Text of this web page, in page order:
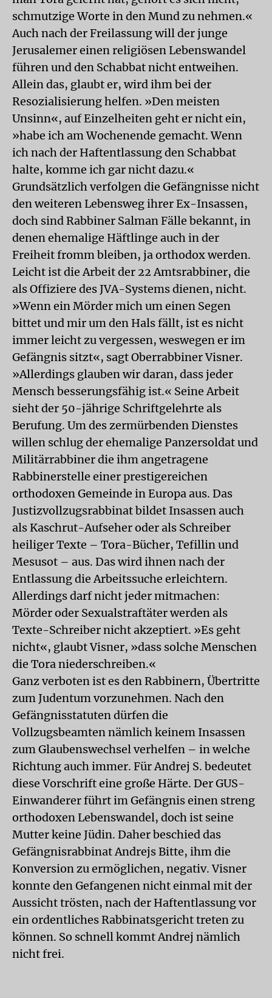
schmutzige Worte in den Mund zu nehmen.«
Auch nach der Freilassung will der junge
Jerusalemer einen religiösen Lebenswandel
führen und den Schabbat nicht entweihen.
Allein das, glaubt er, wird ihm bei der
Resozialisierung helfen. »Den meisten
Unsinn«, auf Einzelheiten geht er nicht ein,
»habe ich am Wochenende gemacht. Wenn
ich nach der Haftentlassung den Schabbat
halte, komme ich gar nicht dazu.«
Grundsätzlich verfolgen die Gefängnisse nicht
den weiteren Lebensweg ihrer Ex-Insassen,
doch sind Rabbiner Salman Fälle bekannt, in
denen ehemalige Häftlinge auch in der
Freiheit fromm bleiben, ja orthodox werden.
Leicht ist die Arbeit der 22 Amtsrabbiner, die
als Offiziere des JVA-Systems dienen, nicht.
»Wenn ein Mörder mich um einen Segen
bittet und mir um den Hals fällt, ist es nicht
immer leicht zu vergessen, weswegen er im
Gefängnis sitzt«, sagt Oberrabbiner Visner.
»Allerdings glauben wir daran, dass jeder
Mensch besserungsfähig ist.« Seine Arbeit
sieht der 50-jährige Schriftgelehrte als
Berufung. Um des zermürbenden Dienstes
willen schlug der ehemalige Panzersoldat und
Militärrabbiner die ihm angetragene
Rabbinerstelle einer prestigereichen
orthodoxen Gemeinde in Europa aus. Das
Justizvollzugsrabbinat bildet Insassen auch
als Kaschrut-Aufseher oder als Schreiber
heiliger Texte – Tora-Bücher, Tefillin und
Mesusot – aus. Das wird ihnen nach der
Entlassung die Arbeitssuche erleichtern.
Allerdings darf nicht jeder mitmachen:
Mörder oder Sexualstraftäter werden als
Texte-Schreiber nicht akzeptiert. »Es geht
nicht«, glaubt Visner, »dass solche Menschen
die Tora niederschreiben.«
Ganz verboten ist es den Rabbinern, Übertritte
zum Judentum vorzunehmen. Nach den
Gefängnisstatuten dürfen die
Vollzugsbeamten nämlich keinem Insassen
zum Glaubenswechsel verhelfen – in welche
Richtung auch immer. Für Andrej S. bedeutet
diese Vorschrift eine große Härte. Der GUS-
Einwanderer führt im Gefängnis einen streng
orthodoxen Lebenswandel, doch ist seine
Mutter keine Jüdin. Daher beschied das
Gefängnisrabbinat Andrejs Bitte, ihm die
Konversion zu ermöglichen, negativ. Visner
konnte den Gefangenen nicht einmal mit der
Aussicht trösten, nach der Haftentlassung vor
ein ordentliches Rabbinatsgericht treten zu
können. So schnell kommt Andrej nämlich
nicht frei.